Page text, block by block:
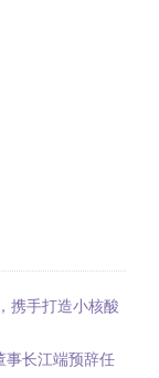
携手打造小核酸
长江端预辞任